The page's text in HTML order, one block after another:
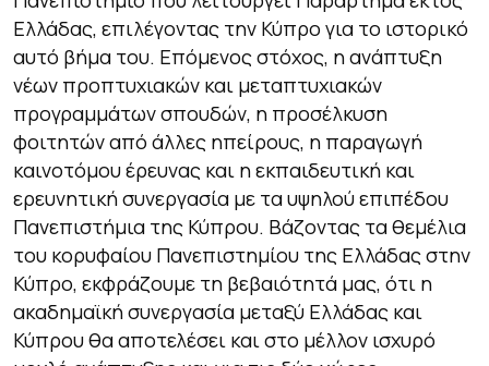
Ελλάδας, επιλέγοντας την Κύπρο για το ιστορικό
αυτό βήμα του. Επόμενος στόχος, η ανάπτυξη
νέων προπτυχιακών και μεταπτυχιακών
προγραμμάτων σπουδών, η προσέλκυση
φοιτητών από άλλες ηπείρους, η παραγωγή
καινοτόμου έρευνας και η εκπαιδευτική και
ερευνητική συνεργασία με τα υψηλού επιπέδου
Πανεπιστήμια της Κύπρου. Βάζοντας τα θεμέλια
του κορυφαίου Πανεπιστημίου της Ελλάδας στην
Κύπρο, εκφράζουμε τη βεβαιότητά μας, ότι η
ακαδημαϊκή συνεργασία μεταξύ Ελλάδας και
Κύπρου θα αποτελέσει και στο μέλλον ισχυρό